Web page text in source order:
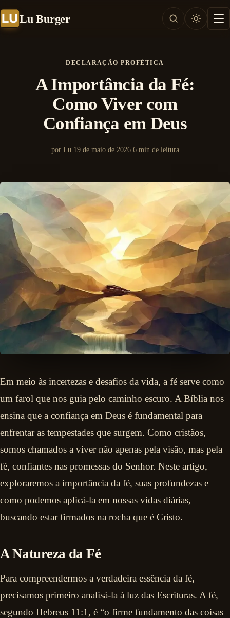
Lu Burger
DECLARAÇÃO PROFÉTICA
A Importância da Fé:
Como Viver com
Confiança em Deus
por Lu 19 de maio de 2026 6 min de leitura
Em meio às incertezas e desafios da vida, a fé serve como
um farol que nos guia pelo caminho escuro. A Bíblia nos
ensina que a confiança em Deus é fundamental para
enfrentar as tempestades que surgem. Como cristãos,
somos chamados a viver não apenas pela visão, mas pela
fé, confiantes nas promessas do Senhor. Neste artigo,
exploraremos a importância da fé, suas profundezas e
como podemos aplicá-la em nossas vidas diárias,
buscando estar firmados na rocha que é Cristo.
A Natureza da Fé
Para compreendermos a verdadeira essência da fé,
precisamos primeiro analisá-la à luz das Escrituras. A fé,
segundo Hebreus 11:1, é “o firme fundamento das coisas